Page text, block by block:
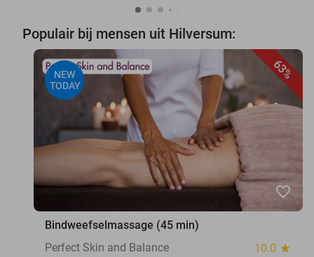
Populair bij mensen uit Hilversum:
63%
NEW
TODAY
favorite_border
Bindweefselmassage (45 min)
Perfect Skin and Balance
10.0 star